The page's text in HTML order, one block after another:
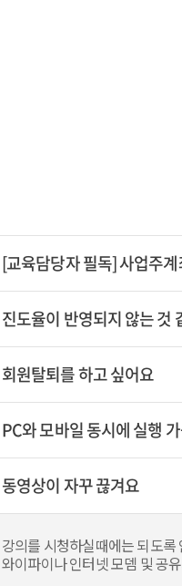
[교육담당자 필독] 사업주
진도율이 반영되지 않는 것
회원탈퇴를 하고 싶어요
PC와 모바일 동시에 실행
동영상이 자꾸 끊겨요
강의를 시청하실때에는 되도
와이파이나 인터넷 모뎀 및 공